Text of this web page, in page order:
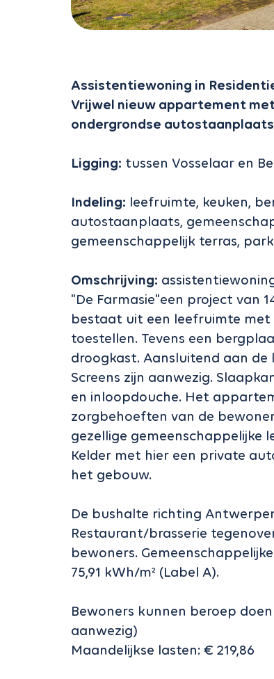
Assistentiewoning in
Vrijwel nieuw appartement
ondergrondse
Ligging: tussen Vosselaar en
Indeling: leefruimte, keuken,
autostaanplaats,
gemeenschappelijk terras,
Omschrijving:
"De Farmasie"een project van
bestaat uit een leefruimte met
toestellen. Tevens een
droogkast. Aansluitend aan
Screens zijn aanwezig.
en inloopdouche. Het
zorgbehoeften van de
gezellige gemeenschappelijke
Kelder met hier een private
het gebouw.
De bushalte richting
Restaurant/brasserie
bewoners.
75,91 kWh/m² (Label A).
Bewoners kunnen beroep
aanwezig)
Maandelijkse lasten: € 219,86